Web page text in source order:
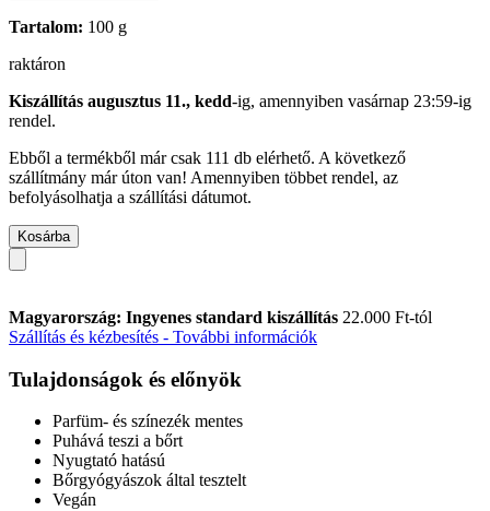
Tartalom: 100 g
raktáron
Kiszállítás augusztus 11., kedd-ig, amennyiben vasárnap 23:59-ig
rendel.
Ebből a termékből már csak 111 db elérhető. A következő
szállítmány már úton van! Amennyiben többet rendel, az
befolyásolhatja a szállítási dátumot.
Kosárba
Magyarország: Ingyenes standard kiszállítás 22.000 Ft-tól
Szállítás és kézbesítés - További információk
Tulajdonságok és előnyök
Parfüm- és színezék mentes
Puhává teszi a bőrt
Nyugtató hatású
Bőrgyógyászok által tesztelt
Vegán